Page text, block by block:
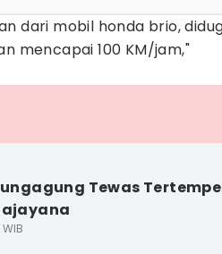
dari mobil honda brio,
mencapai 100 KM/jam,"
Tewas